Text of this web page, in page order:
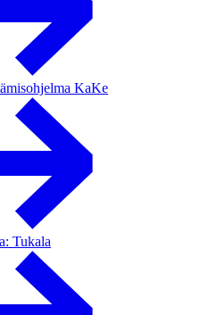
KaKe
Tukala